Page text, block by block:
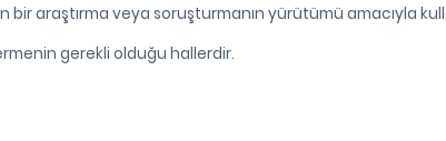
araştırma veya soruşturmanın yürütümü amacıyla
gerekli olduğu hallerdir.